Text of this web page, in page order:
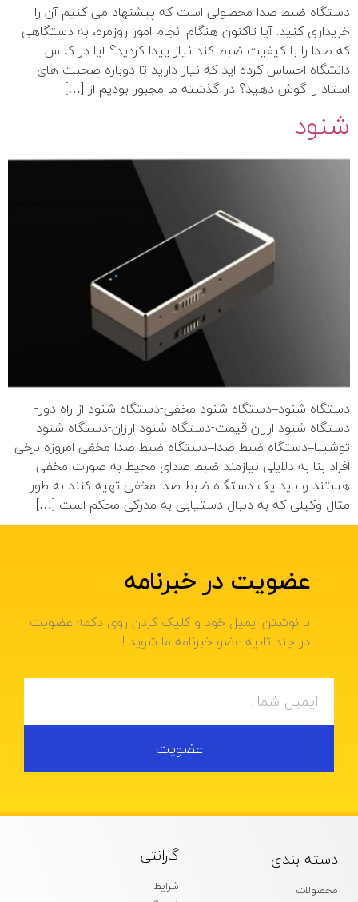
دستگاه ضبط صدا محصولی است که پیشنهاد می کنیم آن را
خریداری کنید. آیا تاکنون هنگام انجام امور روزمره، به دستگاهی
که صدا را با کیفیت ضبط کند نیاز پیدا کردید؟ آیا در کلاس
دانشگاه احساس کرده اید که نیاز دارید تا دوباره صحبت های
استاد را گوش دهید؟ در گذشته ما مجبور بودیم از […]
شنود
دستگاه شنود–دستگاه شنود مخفی-دستگاه شنود از راه دور-
دستگاه شنود ارزان قیمت-دستگاه شنود ارزان-دستگاه شنود
توشیبا–دستگاه ضبط صدا–دستگاه ضبط صدا مخفی امروزه برخی
افراد بنا به دلایلی نیازمند ضبط صدای محیط به صورت مخفی
هستند و باید یک دستگاه ضبط صدا مخفی تهیه کنند به طور
مثال وکیلی که به دنبال دستیابی به مدرکی محکم است […]
عضویت در خبرنامه
با نوشتن ایمیل خود و کلیک کردن روی دکمه عضویت
در چند ثانیه عضو خبرنامه ما شوید !
عضویت
دسته بندی
محصولات
گارانتی
شرایط